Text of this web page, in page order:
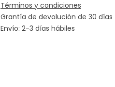
Términos y condiciones
Grantía de devolución de 30 días
Envío: 2-3 días hábiles